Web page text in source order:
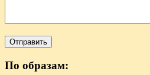
По образам: